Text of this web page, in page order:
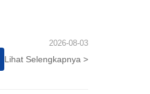
2026-08-03
Lihat Selengkapnya >